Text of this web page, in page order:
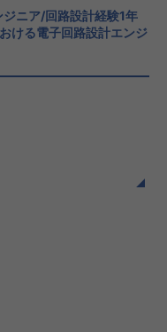
を考え事業運営を
ジニア/回路設計経験1年
ける電子回路設計エンジ
提案